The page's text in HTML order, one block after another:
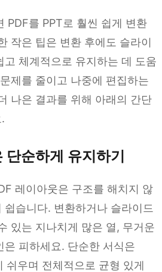
PDF를 PPT로 훨씬 쉽게 변환
작은 팁은 변환 후에도 슬라이
고 체계적으로 유지하는 데 도움
제를 줄이고 나중에 편집하는
나은 결과를 위해 아래의 간단
단순하게 유지하기
레이아웃은 구조를 해치지 않
쉽습니다. 변환하거나 슬라이드
있는 지나치게 많은 열, 무거운
은 피하세요. 단순한 서식은
쉬우며 전체적으로 균형 있게